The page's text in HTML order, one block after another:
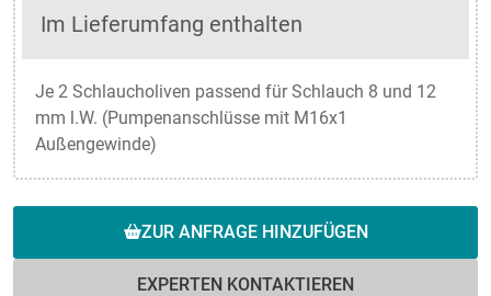
Im Lieferumfang enthalten
Je 2 Schlaucholiven passend für Schlauch 8 und 12
mm l.W. (Pumpenanschlüsse mit M16x1
Außengewinde)
ZUR ANFRAGE HINZUFÜGEN
EXPERTEN KONTAKTIEREN